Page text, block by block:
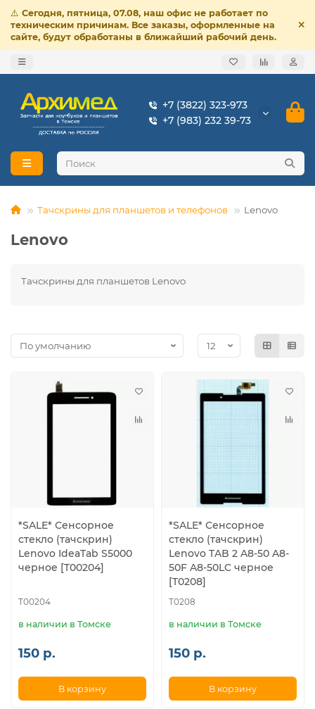
⚠️ Сегодня, пятница, 07.08, наш офис не работает по
техническим причинам. Все заказы, оформленные на
сайте, будут обработаны в ближайший рабочий день.
+7 (3822) 323-973
+7 (983) 232 39-73
Тачскрины для планшетов и телефонов Lenovo
Lenovo
Тачскрины для планшетов Lenovo
*SALE* Сенсорное
стекло (тачскрин)
Lenovo IdeaTab S5000
черное [T00204]
T00204
в наличии в Томске
150 р.
В корзину
*SALE* Сенсорное
стекло (тачскрин)
Lenovo TAB 2 A8-50 A8-
50F A8-50LC черное
[T0208]
T0208
в наличии в Томске
150 р.
В корзину